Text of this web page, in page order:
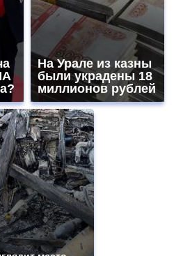
На Урале из казны
были украдены 18
миллионов рублей